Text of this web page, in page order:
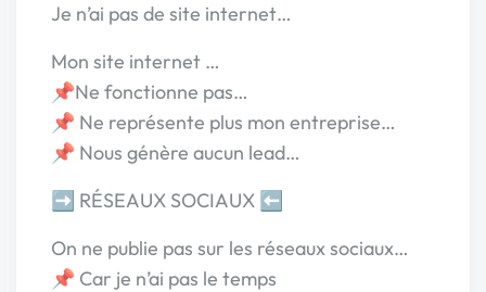
Je n’ai pas de site internet…
Mon site internet …
📌Ne fonctionne pas…
📌 Ne représente plus mon entreprise…
📌 Nous génère aucun lead…
➡️ RÉSEAUX SOCIAUX ⬅️
On ne publie pas sur les réseaux sociaux…
📌 Car je n’ai pas le temps